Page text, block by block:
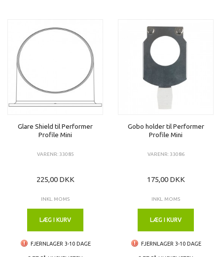
Glare Shield til Performer
Profile Mini
VARENR: 33085
225,00 DKK
INKL. MOMS
LÆG I KURV
FJERNLAGER 3-10 DAGE
Gobo holder til Performer
Profile Mini
VARENR: 33086
175,00 DKK
INKL. MOMS
LÆG I KURV
FJERNLAGER 3-10 DAGE